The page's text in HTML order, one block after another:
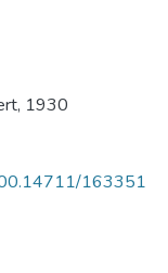
, 1930
163351